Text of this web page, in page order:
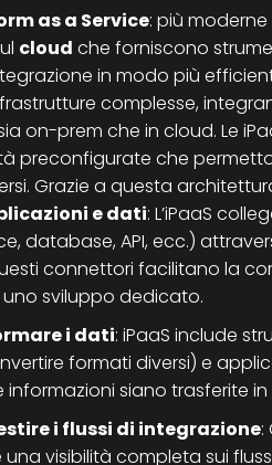
as a Service: più moderne
cloud che forniscono
in modo più
complesse,
on-prem che in cloud. Le
preconfigurate che
Grazie a questa
e dati: L’iPaaS
database, API, ecc.)
connettori facilitano la
sviluppo dedicato.
i dati: iPaaS include
formati diversi) e
informazioni siano trasferite
i flussi di integrazione:
visibilità completa sui